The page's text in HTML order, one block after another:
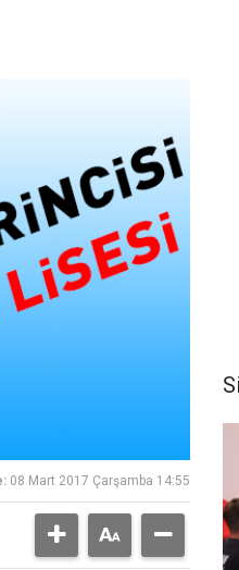
08 Mart 2017 Çarşamba 14:55